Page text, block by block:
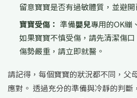
留意寶寶是否有過敏體質，並避開
寶寶受傷： 準備嬰兒專用的OK繃
如果寶寶不慎受傷，請先清潔傷
傷勢嚴重，請立即就醫。
請記得，每個寶寶的狀況都不同，父
應對。 透過充分的準備與冷靜的判斷